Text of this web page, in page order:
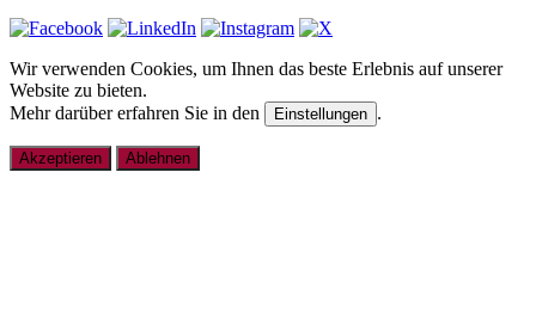
Wir verwenden Cookies, um Ihnen das beste Erlebnis auf unserer
Website zu bieten.
Mehr darüber erfahren Sie in den
Einstellungen .
Akzeptieren Ablehnen